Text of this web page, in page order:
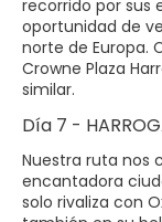
recorrido por sus
oportunidad de
norte de Europa.
Crowne Plaza
similar.
Día 7 -
Nuestra ruta nos
encantadora
solo rivaliza con